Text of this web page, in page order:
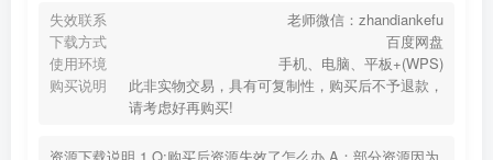
失效联系
老师微信：zhandiankefu
下载方式
百度网盘
使用环境
手机、电脑、平板+(WPS)
购买说明
此非实物交易，具有可复制性，购买后不予退款，
请考虑好再购买!